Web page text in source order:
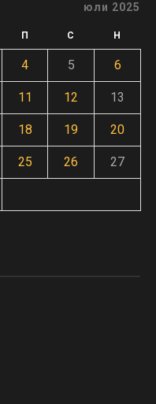
юли 2025
П С Н
4 5 6
11 12 13
18 19 20
25 26 27